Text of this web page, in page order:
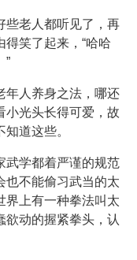
些老人都听见了，再
笑了起来，“哈哈
”
年人养身之法，哪还
小光头长得可爱，故
道这些。
武学都着严谨的规范
也不能偷习武当的太
界上有一种拳法叫太
欲动的握紧拳头，认